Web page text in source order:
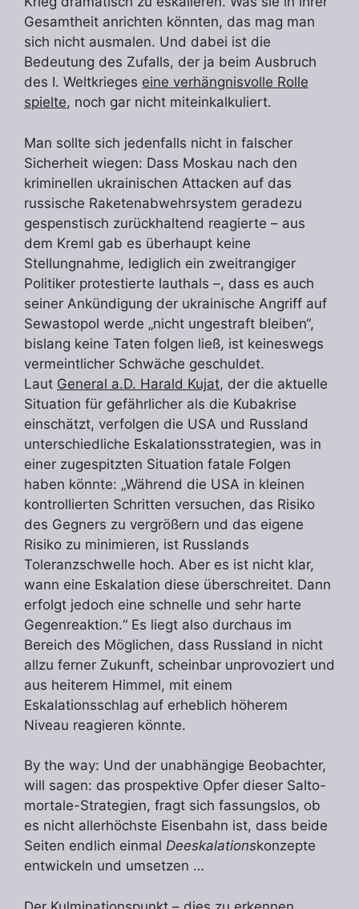
Gesamtheit anrichten könnten, das mag man
sich nicht ausmalen. Und dabei ist die
Bedeutung des Zufalls, der ja beim Ausbruch
des I. Weltkrieges eine verhängnisvolle Rolle
spielte, noch gar nicht miteinkalkuliert.
Man sollte sich jedenfalls nicht in falscher
Sicherheit wiegen: Dass Moskau nach den
kriminellen ukrainischen Attacken auf das
russische Raketenabwehrsystem geradezu
gespenstisch zurückhaltend reagierte – aus
dem Kreml gab es überhaupt keine
Stellungnahme, lediglich ein zweitrangiger
Politiker protestierte lauthals –, dass es auch
seiner Ankündigung der ukrainische Angriff auf
Sewastopol werde „nicht ungestraft bleiben“,
bislang keine Taten folgen ließ, ist keineswegs
vermeintlicher Schwäche geschuldet.
Laut General a.D. Harald Kujat, der die aktuelle
Situation für gefährlicher als die Kubakrise
einschätzt, verfolgen die USA und Russland
unterschiedliche Eskalationsstrategien, was in
einer zugespitzten Situation fatale Folgen
haben könnte: „Während die USA in kleinen
kontrollierten Schritten versuchen, das Risiko
des Gegners zu vergrößern und das eigene
Risiko zu minimieren, ist Russlands
Toleranzschwelle hoch. Aber es ist nicht klar,
wann eine Eskalation diese überschreitet. Dann
erfolgt jedoch eine schnelle und sehr harte
Gegenreaktion.“ Es liegt also durchaus im
Bereich des Möglichen, dass Russland in nicht
allzu ferner Zukunft, scheinbar unprovoziert und
aus heiterem Himmel, mit einem
Eskalationsschlag auf erheblich höherem
Niveau reagieren könnte.
By the way: Und der unabhängige Beobachter,
will sagen: das prospektive Opfer dieser Salto-
mortale-Strategien, fragt sich fassungslos, ob
es nicht allerhöchste Eisenbahn ist, dass beide
Seiten endlich einmal Deeskalationskonzepte
entwickeln und umsetzen …